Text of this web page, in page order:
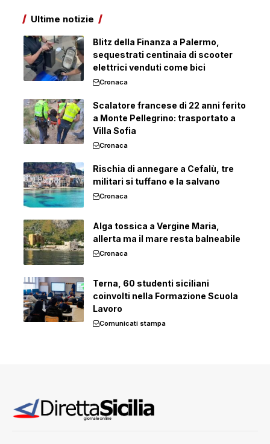
Ultime notizie
Blitz della Finanza a Palermo,
sequestrati centinaia di scooter
elettrici venduti come bici
Cronaca
Scalatore francese di 22 anni ferito
a Monte Pellegrino: trasportato a
Villa Sofia
Cronaca
Rischia di annegare a Cefalù, tre
militari si tuffano e la salvano
Cronaca
Alga tossica a Vergine Maria,
allerta ma il mare resta balneabile
Cronaca
Terna, 60 studenti siciliani
coinvolti nella Formazione Scuola
Lavoro
Comunicati stampa